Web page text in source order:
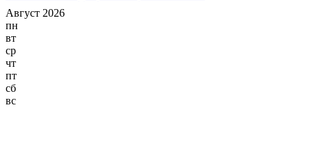
Август 2026
пн
вт
ср
чт
пт
сб
вс